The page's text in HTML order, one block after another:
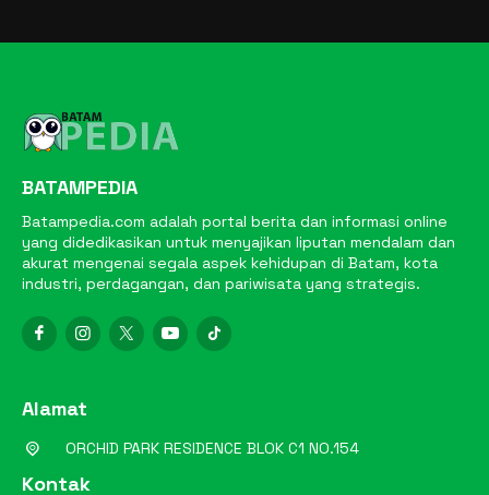
BATAMPEDIA
Batampedia.com adalah portal berita dan informasi online
yang didedikasikan untuk menyajikan liputan mendalam dan
akurat mengenai segala aspek kehidupan di Batam, kota
industri, perdagangan, dan pariwisata yang strategis.
Alamat
ORCHID PARK RESIDENCE BLOK C1 NO.154
Kontak